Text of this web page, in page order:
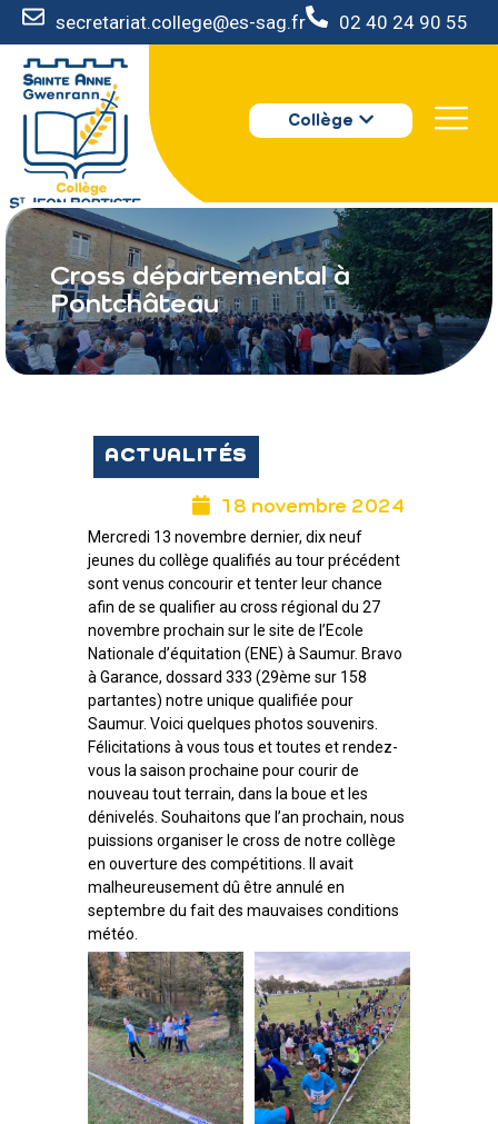
secretariat.college@es-sag.fr 02 40 24 90 55
Collège
Cross départemental à
Pontchâteau
LE COLLÈGE
S’INSCRIRE
VIE AU COLLÈGE
VOTRE ESPACE
NOUS CONTACTER
ACTUALITÉS
18 novembre 2024
Mercredi 13 novembre dernier, dix neuf
jeunes du collège qualifiés au tour précédent
sont venus concourir et tenter leur chance
afin de se qualifier au cross régional du 27
novembre prochain sur le site de l’Ecole
Nationale d’équitation (ENE) à Saumur. Bravo
à Garance, dossard 333 (29ème sur 158
partantes) notre unique qualifiée pour
Saumur. Voici quelques photos souvenirs.
Félicitations à vous tous et toutes et rendez-
vous la saison prochaine pour courir de
nouveau tout terrain, dans la boue et les
dénivelés. Souhaitons que l’an prochain, nous
puissions organiser le cross de notre collège
en ouverture des compétitions. Il avait
malheureusement dû être annulé en
septembre du fait des mauvaises conditions
météo.